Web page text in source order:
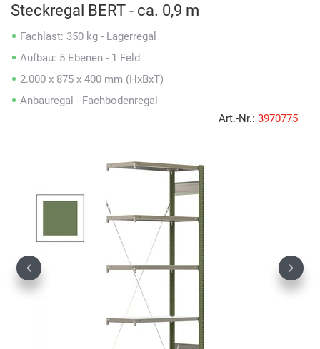
Steckregal BERT - ca. 0,9 m
Fachlast: 350 kg - Lagerregal
Aufbau: 5 Ebenen - 1 Feld
2.000 x 875 x 400 mm (HxBxT)
Anbauregal - Fachbodenregal
Art.-Nr.: 3970775
Previous Next